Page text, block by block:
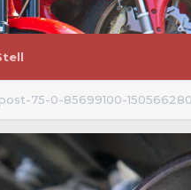
75-0-85699100-